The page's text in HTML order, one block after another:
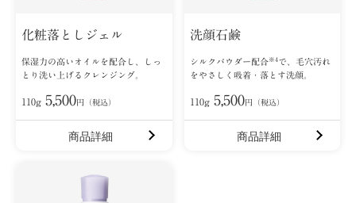
化粧落としジェル
保湿力の高いオイルを配合し、しっ
とり洗い上げるクレンジング。
110g 5,500 円（税込）
商品詳細
洗顔石鹸
シルクパウダー配合※4で、毛穴汚れ
をやさしく吸着・落とす洗顔。
110g 5,500円（税込）
商品詳細